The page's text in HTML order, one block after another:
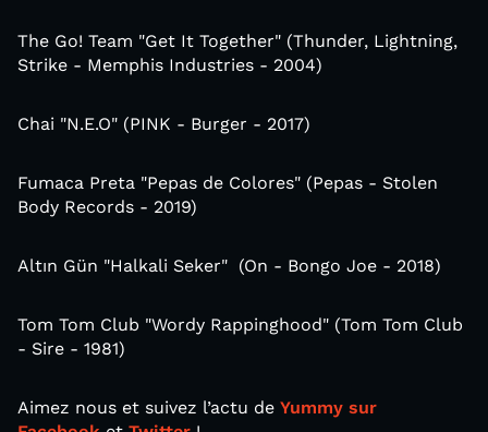
The Go! Team "Get It Together" (Thunder, Lightning,
Strike - Memphis Industries - 2004)
Chai "N.E.O" (PINK - Burger - 2017)
Fumaca Preta "Pepas de Colores" (Pepas - Stolen
Body Records - 2019)
Altın Gün "Halkali Seker" (On - Bongo Joe - 2018)
Tom Tom Club "Wordy Rappinghood" (Tom Tom Club
- Sire - 1981)
Aimez nous et suivez l’actu de Yummy sur